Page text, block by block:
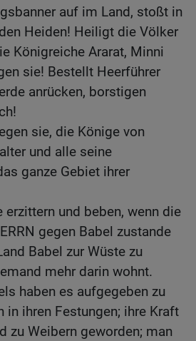
auf im Land, stoßt in
Heiden! Heiligt die Völker
Königreiche Ararat, Minni
sie! Bestellt Heerführer
anrücken, borstigen
sie, die Könige von
und alle seine
ganze Gebiet ihrer
erzittern und beben, wenn die
gegen Babel zustande
Babel zur Wüste zu
mehr darin wohnt.
haben es aufgegeben zu
in ihren Festungen; ihre Kraft
zu Weibern geworden; man